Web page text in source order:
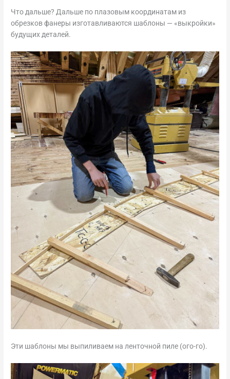
Что дальше? Дальше по плазовым координатам из
обрезков фанеры изготавливаются шаблоны — «выкройки»
будущих деталей.
Эти шаблоны мы выпиливаем на ленточной пиле (ого-го).